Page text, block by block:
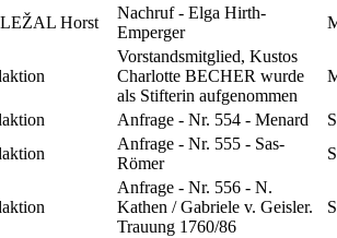
Horst
Nachruf - Elga Hirth-
Emperger
Vorstandsmitglied, Kustos
Charlotte BECHER wurde
als Stifterin aufgenommen
Anfrage - Nr. 554 - Menard
Anfrage - Nr. 555 - Sas-
Römer
Anfrage - Nr. 556 - N.
Kathen / Gabriele v. Geisler.
Trauung 1760/86